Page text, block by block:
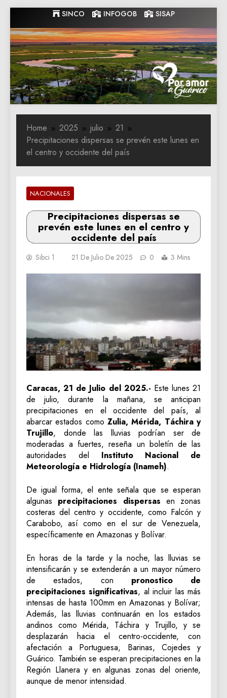
to
content
SINCO INFOGOB SISAP
Gobernacion
de Guarico
Gobernacion de Guarico
Home 2025 julio
21
Precipitaciones dispersas se prevén este lunes en
el centro y occidente del país
NACIONALES
Precipitaciones dispersas se
prevén este lunes en el centro y
occidente del país
Sibci 1 21 De Julio De 2025 0 3 Mins
Caracas, 21 de Julio del 2025.- Este lunes 21
de julio, durante la mañana, se anticipan
precipitaciones en el occidente del país, al
abarcar estados como Zulia, Mérida, Táchira y
Trujillo, donde las lluvias podrían ser de
moderadas a fuertes, reseña un boletín de las
autoridades del Instituto Nacional de
Meteorología e Hidrología (Inameh).
De igual forma, el ente señala que se esperan
algunas precipitaciones dispersas en zonas
costeras del centro y occidente, como Falcón y
Carabobo, así como en el sur de Venezuela,
específicamente en Amazonas y Bolívar.
En horas de la tarde y la noche, las lluvias se
intensificarán y se extenderán a un mayor número
de estados, con pronostico de
precipitaciones significativas, al incluir las más
intensas de hasta 100mm en Amazonas y Bolívar;
Además, las lluvias continuarán en los estados
andinos como Mérida, Táchira y Trujillo, y se
desplazarán hacia el centro-occidente, con
afectación a Portuguesa, Barinas, Cojedes y
Guárico. También se esperan precipitaciones en la
Región Llanera y en algunas zonas del oriente,
aunque de menor intensidad.